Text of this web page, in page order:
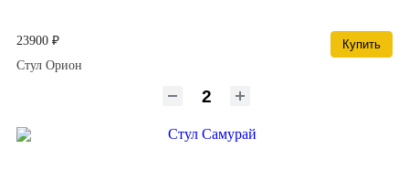
23900 ₽
Купить
Стул Орион